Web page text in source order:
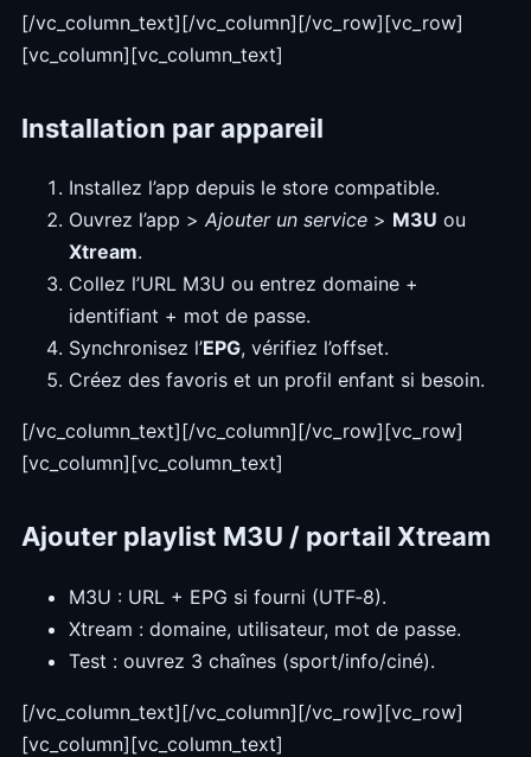
[/vc_column_text][/vc_column][/vc_row][vc_row]
[vc_column][vc_column_text]
Installation par appareil
Installez l’app depuis le store compatible.
Ouvrez l’app > Ajouter un service > M3U ou
Xtream.
Collez l’URL M3U ou entrez domaine +
identifiant + mot de passe.
Synchronisez l’EPG, vérifiez l’offset.
Créez des favoris et un profil enfant si besoin.
[/vc_column_text][/vc_column][/vc_row][vc_row]
[vc_column][vc_column_text]
Ajouter playlist M3U / portail Xtream
M3U : URL + EPG si fourni (UTF‑8).
Xtream : domaine, utilisateur, mot de passe.
Test : ouvrez 3 chaînes (sport/info/ciné).
[/vc_column_text][/vc_column][/vc_row][vc_row]
[vc_column][vc_column_text]